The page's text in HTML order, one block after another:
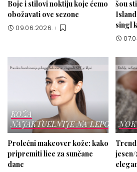
Boje i stilovi noktiju koje ćemo
obožavati ove sezone
09.06.2026.
šou
singl
KOŽA
NAJAKTUELNIJE NA LEPOTICI
Prolećni makeover kože: kako
pripremiti lice za sunčane
dane
jesen/